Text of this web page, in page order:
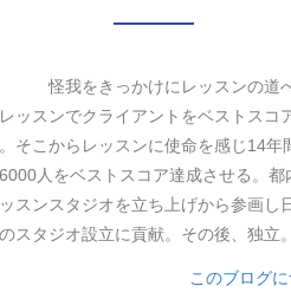
我をきっかけにレッスンの道へ
ッスンでクライアントをベストスコ
そこからレッスンに使命を感じ14年
人をベストスコア達成させる。都
スンスタジオを立ち上げから参画し
スタジオ設立に貢献。その後、独立。
このブログ